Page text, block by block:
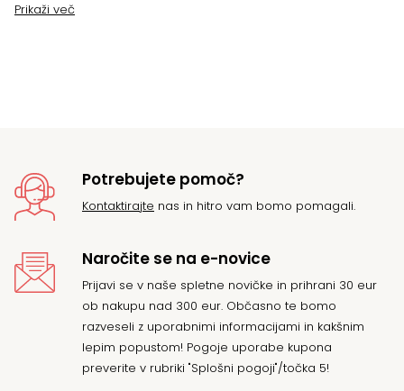
Prikaži več
Potrebujete pomoč?
Kontaktirajte nas in hitro vam bomo pomagali.
Naročite se na e-novice
Prijavi se v naše spletne novičke in prihrani 30 eur
ob nakupu nad 300 eur. Občasno te bomo
razveseli z uporabnimi informacijami in kakšnim
lepim popustom! Pogoje uporabe kupona
preverite v rubriki "Splošni pogoji"/točka 5!